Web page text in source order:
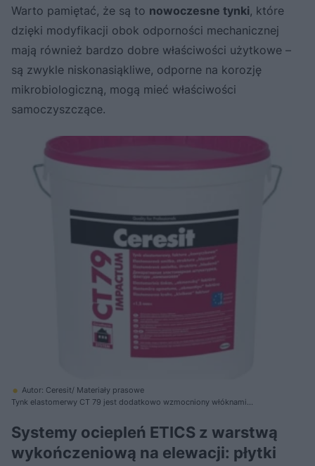
Warto pamiętać, że są to nowoczesne tynki, które
dzięki modyfikacji obok odporności mechanicznej
mają również bardzo dobre właściwości użytkowe –
są zwykle niskonasiąkliwe, odporne na korozję
mikrobiologiczną, mogą mieć właściwości
samoczyszczące.
Autor: Ceresit/ Materiały prasowe
Tynk elastomerwy CT 79 jest dodatkowo wzmocniony włóknami
wytrzymałości mechanicznej
Systemy ociepleń ETICS z warstwą
wykończeniową na elewacji: płytki